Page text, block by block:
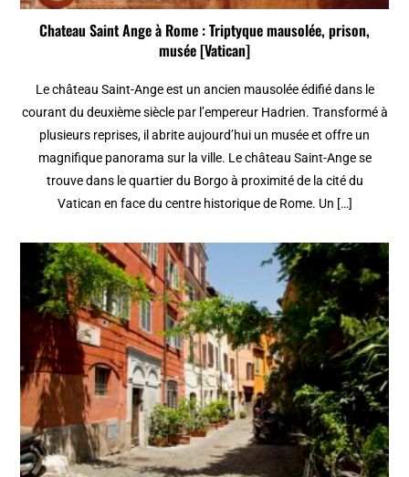
Chateau Saint Ange à Rome : Triptyque mausolée, prison,
musée [Vatican]
Le château Saint-Ange est un ancien mausolée édifié dans le
courant du deuxième siècle par l’empereur Hadrien. Transformé à
plusieurs reprises, il abrite aujourd’hui un musée et offre un
magnifique panorama sur la ville. Le château Saint-Ange se
trouve dans le quartier du Borgo à proximité de la cité du
Vatican en face du centre historique de Rome. Un […]